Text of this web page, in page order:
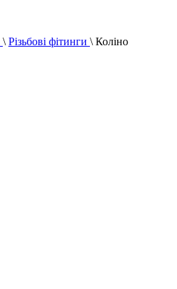
\ Різьбові фітинги \ Коліно